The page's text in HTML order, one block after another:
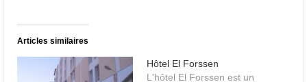
Articles similaires
Hôtel El Forssen
L'hôtel El Forssen est un